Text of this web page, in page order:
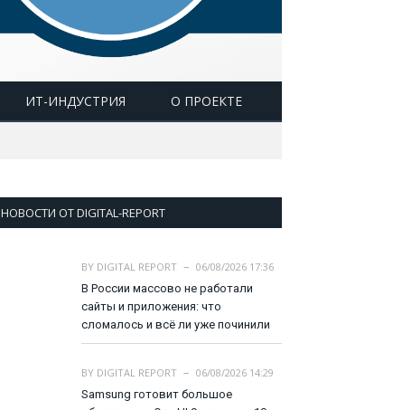
ИТ-ИНДУСТРИЯ О ПРОЕКТЕ
НОВОСТИ ОТ DIGITAL-REPORT
BY DIGITAL REPORT
06/08/2026 17:36
В России массово не работали
сайты и приложения: что
сломалось и всё ли уже починили
BY DIGITAL REPORT
06/08/2026 14:29
Samsung готовит большое